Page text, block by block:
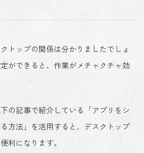
トップの関係は分かりましたでしょ
ができると、作業がメチャクチャ効
の記事で紹介している「アプリをシ
方法」を活用すると、デスクトップ
利になります。